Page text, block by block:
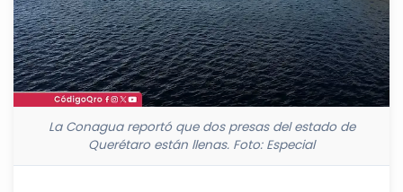
La Conagua reportó que dos presas del estado de
Querétaro están llenas. Foto: Especial